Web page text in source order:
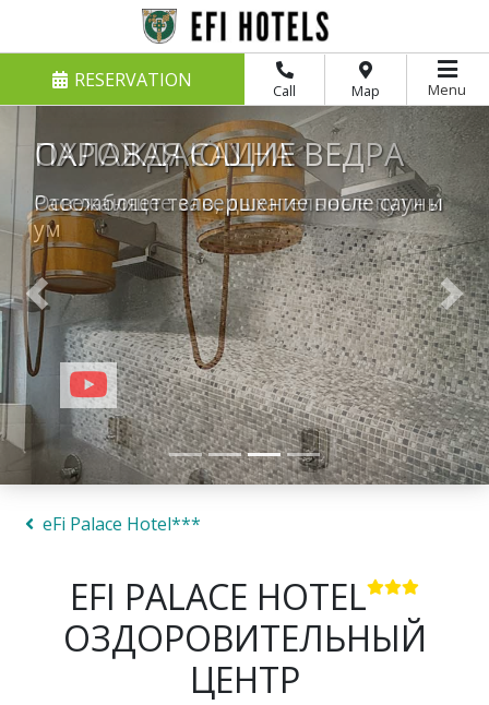
Call Map
RESERVATION Menu
ОХЛАЖДАЮЩИЕ ВЕДРА
Освежающее завершение после сауны
Previous Next
eFi Palace Hotel***
EFI PALACE HOTEL
ОЗДОРОВИТЕЛЬНЫЙ
ЦЕНТР